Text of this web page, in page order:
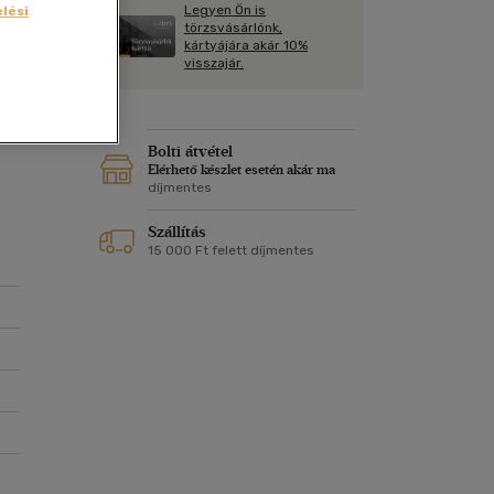
Kártya
Képeslap
Naptár
Vallás, mitológia
Legyen Ön is
törzsvásárlónk,
kártyájára akár 10%
visszajár.
Bolti átvétel
Elérhető készlet esetén akár ma
díjmentes
Szállítás
15 000 Ft felett díjmentes